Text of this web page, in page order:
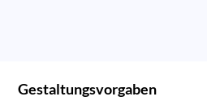
Gestaltungsvorgaben